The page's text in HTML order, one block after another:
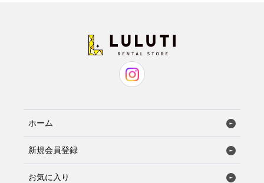
ホーム
新規会員登録
お気に入り